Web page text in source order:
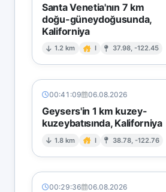
Santa Venetia'nın 7 km
doğu-güneydoğusunda,
Kaliforniya
1.2 km I 37.98, -122.45
00:41:09 06.08.2026
Geysers'in 1 km kuzey-
kuzeybatısında, Kaliforniya
1.8 km I 38.78, -122.76
00:29:36 06.08.2026